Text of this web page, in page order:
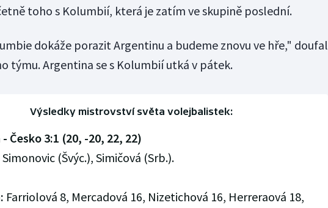
toho s Kolumbií, která je zatím ve skupině poslední.
dokáže porazit Argentinu a budeme znovu ve hře," doufal
týmu. Argentina se s Kolumbií utká v pátek.
Výsledky mistrovství světa volejbalistek:
Česko 3:1 (20, -20, 22, 22)
(Švýc.), Simičová (Srb.).
Farriolová 8, Mercadová 16, Nizetichová 16, Herreraová 18,